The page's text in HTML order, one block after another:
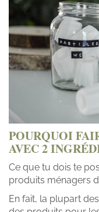
POURQUOI
AVEC 2
Ce que tu dois te
produits ménagers
En fait, la plupart